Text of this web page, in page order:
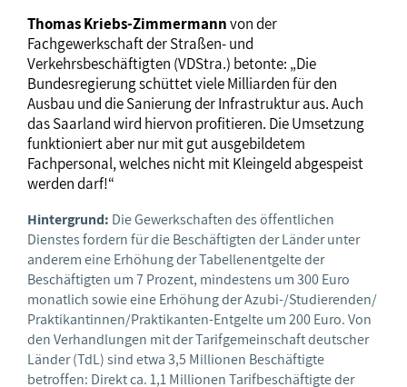
Thomas Kriebs-Zimmermannvon der
Fachgewerkschaft der Straßen- und
Verkehrsbeschäftigten (VDStra.) betonte: „Die
Bundesregierung schüttet viele Milliarden für den
Ausbau und die Sanierung der Infrastruktur aus. Auch
das Saarland wird hiervon profitieren. Die Umsetzung
funktioniert aber nur mit gut ausgebildetem
Fachpersonal, welches nicht mit Kleingeld abgespeist
werden darf!“
Hintergrund: Die Gewerkschaften des öffentlichen
Dienstes fordern für die Beschäftigten der Länder unter
anderem eine Erhöhung der Tabellenentgelte der
Beschäftigten um 7 Prozent, mindestens um 300 Euro
monatlich sowie eine Erhöhung der Azubi-/Studierenden/
Praktikantinnen/Praktikanten-Entgelte um 200 Euro. Von
den Verhandlungen mit der Tarifgemeinschaft deutscher
Länder (TdL) sind etwa 3,5 Millionen Beschäftigte
betroffen: Direkt ca. 1,1 Millionen Tarifbeschäftigte der